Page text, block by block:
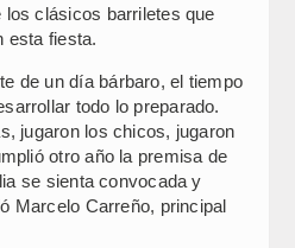
clásicos barriletes que
esta fiesta.
de un día bárbaro, el tiempo
todo lo preparado.
jugaron los chicos, jugaron
otro año la premisa de
se sienta convocada y
Marcelo Carreño, principal